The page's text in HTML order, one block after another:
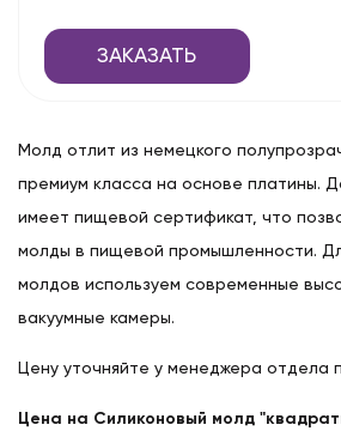
ЗАКАЗАТЬ
Молд отлит из немецкого
премиум класса на основе платины.
имеет пищевой сертификат, что
молды в пищевой промышленности.
молдов используем современные
вакуумные камеры.
Цену уточняйте у менеджера отдела
Цена на Силиконовый молд